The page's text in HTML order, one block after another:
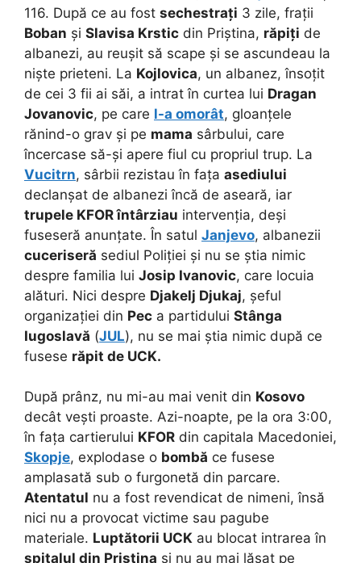
116. După ce au fost sechestrați 3 zile, frații
Boban și Slavisa Krstic din Priștina, răpiți de
albanezi, au reușit să scape și se ascundeau la
niște prieteni. La Kojlovica, un albanez, însoțit
de cei 3 fii ai săi, a intrat în curtea lui Dragan
Jovanovic, pe care l-a omorât, gloanțele
rănind-o grav și pe mama sârbului, care
încercase să-și apere fiul cu propriul trup. La
Vucitrn, sârbii rezistau în fața asediului
declanșat de albanezi încă de aseară, iar
trupele KFOR întârziau intervenția, deși
fuseseră anunțate. În satul Janjevo, albanezii
cuceriseră sediul Poliției și nu se știa nimic
despre familia lui Josip Ivanovic, care locuia
alături. Nici despre Djakelj Djukaj, șeful
organizației din Pec a partidului Stânga
Iugoslavă (JUL), nu se mai știa nimic după ce
fusese răpit de UCK.
După prânz, nu mi-au mai venit din Kosovo
decât vești proaste. Azi-noapte, pe la ora 3:00,
în fața cartierului KFOR din capitala Macedoniei,
Skopje, explodase o bombă ce fusese
amplasată sub o furgonetă din parcare.
Atentatul nu a fost revendicat de nimeni, însă
nici nu a provocat victime sau pagube
materiale. Luptătorii UCK au blocat intrarea în
spitalul din Priștina și nu au mai lăsat pe